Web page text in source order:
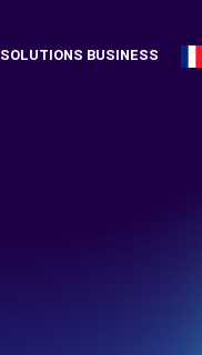
SOLUTIONS BUSINESS